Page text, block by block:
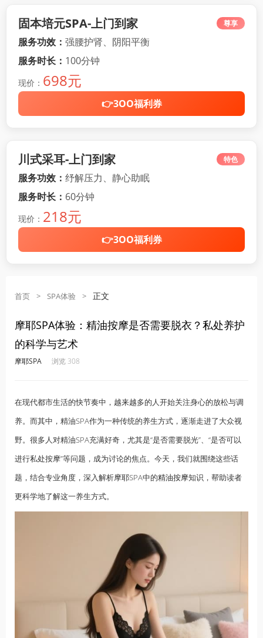
固本培元SPA-上门到家 尊享
服务功效： 强腰护肾、阴阳平衡
服务时长： 100分钟
现价： 698元
👉3OO福利券
川式采耳-上门到家 特色
服务功效： 纾解压力、静心助眠
服务时长： 60分钟
现价： 218元
👉3OO福利券
首页 > SPA体验 > 正文
摩耶SPA体验：精油按摩是否需要脱衣？私处养护
的科学与艺术
摩耶SPA 浏览 308
在现代都市生活的快节奏中，越来越多的人开始关注身心的放松与调
养。而其中，精油SPA作为一种传统的养生方式，逐渐走进了大众视
野。很多人对精油SPA充满好奇，尤其是“是否需要脱光”、“是否可以
进行私处按摩”等问题，成为讨论的焦点。今天，我们就围绕这些话
题，结合专业角度，深入解析摩耶SPA中的精油按摩知识，帮助读者
更科学地了解这一养生方式。